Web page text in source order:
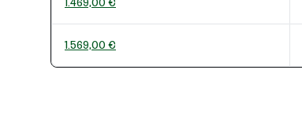
1.569,00 €